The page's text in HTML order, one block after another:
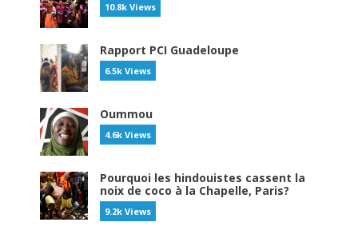
10.8k Views
Rapport PCI Guadeloupe
6.5k Views
Oummou
4.6k Views
Pourquoi les hindouistes cassent la
noix de coco à la Chapelle, Paris?
9.2k Views